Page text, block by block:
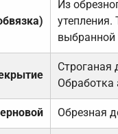
Из
выбранной
Строганая
Обработка
Обрезная